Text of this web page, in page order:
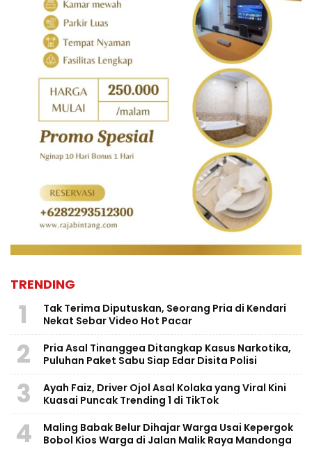
TRENDING
1
Tak Terima Diputuskan, Seorang Pria di Kendari
Nekat Sebar Video Hot Pacar
2
Pria Asal Tinanggea Ditangkap Kasus Narkotika,
Puluhan Paket Sabu Siap Edar Disita Polisi
3
Ayah Faiz, Driver Ojol Asal Kolaka yang Viral Kini
Kuasai Puncak Trending 1 di TikTok
4
Maling Babak Belur Dihajar Warga Usai Kepergok
Bobol Kios Warga di Jalan Malik Raya Mandonga